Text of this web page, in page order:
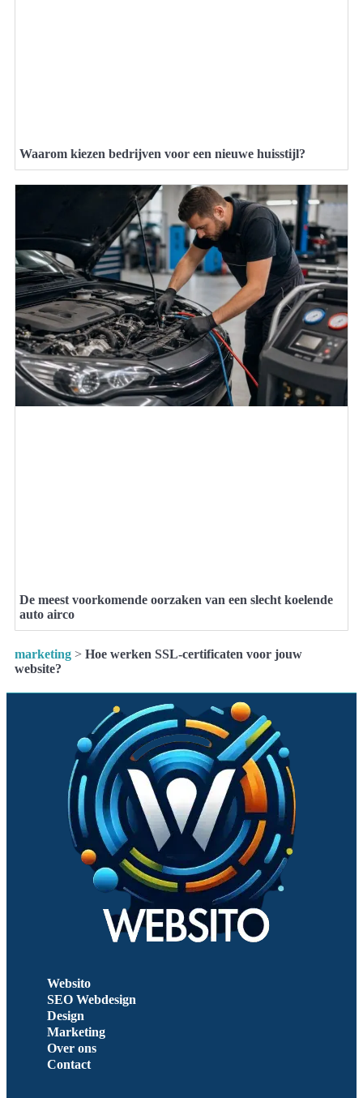
Waarom kiezen bedrijven voor een nieuwe huisstijl?
De meest voorkomende oorzaken van een slecht koelende
auto airco
marketing > Hoe werken SSL-certificaten voor jouw
website?
Websito
SEO Webdesign
Design
Marketing
Over ons
Contact